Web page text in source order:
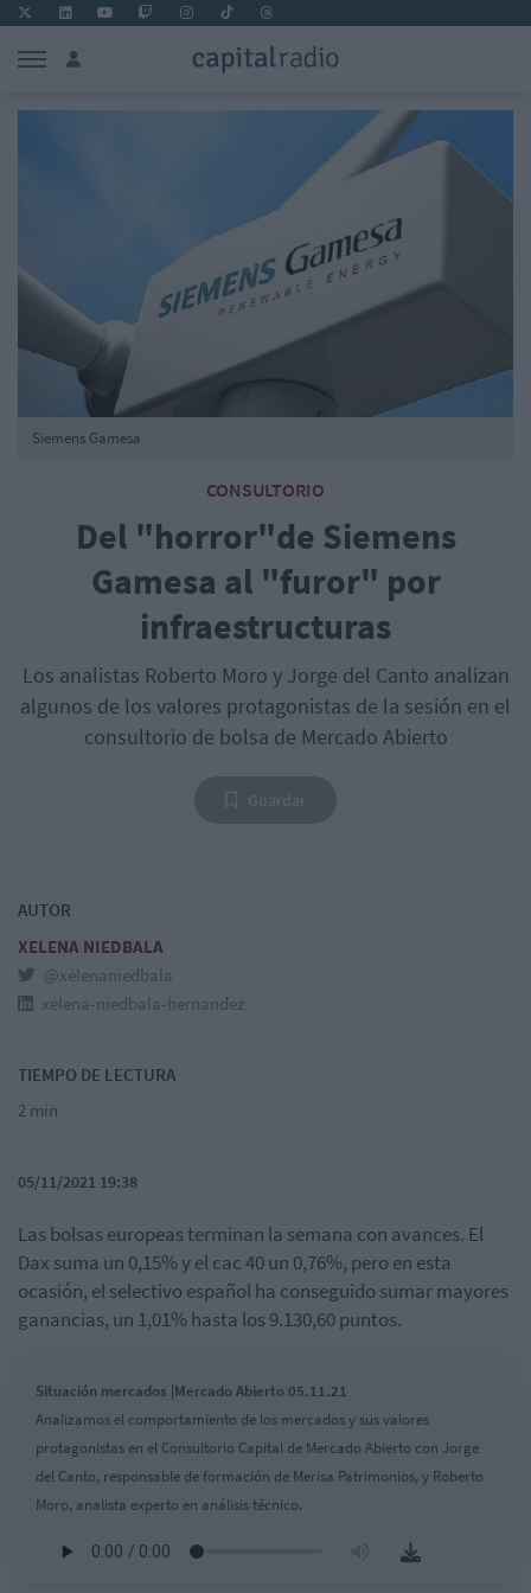
CONSULTORIO
Del "horror"de Siemens
Gamesa al "furor" por
infraestructuras
Los analistas Roberto Moro y Jorge del Canto analizan
algunos de los valores protagonistas de la sesión en el
consultorio de bolsa de Mercado Abierto
Siemens Gamesa
AUTOR
XELENA NIEDBALA
@xelenaniedbala
xelena-niedbala-hernandez
TIEMPO DE LECTURA
2 min
05/11/2021 19:38
Las bolsas europeas terminan la semana con avances. El
Dax suma un 0,15% y el cac 40 un 0,76%, pero en esta
ocasión, el selectivo español ha conseguido sumar mayores
ganancias, un 1,01% hasta los 9.130,60 puntos.
Situación mercados |Mercado Abierto 05.11.21
Analizamos el comportamiento de los mercados y sus valores
protagonistas en el Consultorio Capital de Mercado Abierto con Jorge
del Canto, responsable de formación de Merisa Patrimonios, y Roberto
Moro, analista experto en análisis técnico.